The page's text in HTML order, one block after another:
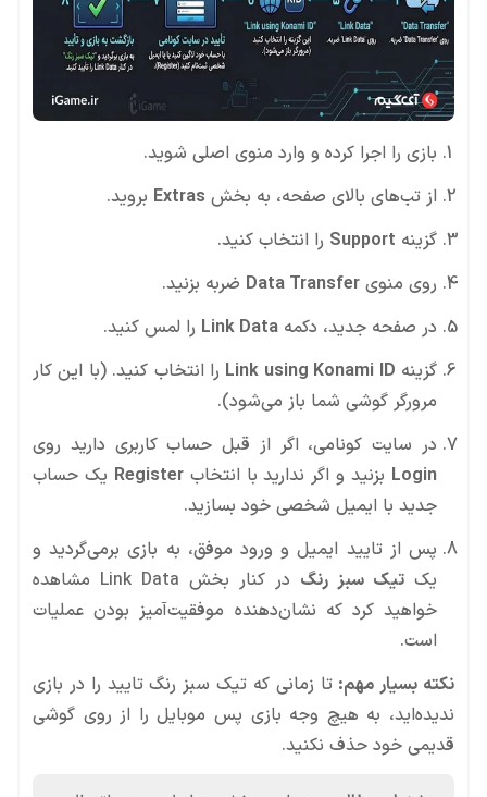
بازی را اجرا کرده و وارد منوی اصلی شوید.
از تب‌های بالای صفحه، به بخش Extras بروید.
گزینه Support را انتخاب کنید.
روی منوی Data Transfer ضربه بزنید.
در صفحه جدید، دکمه Link Data را لمس کنید.
گزینه Link using Konami ID را انتخاب کنید. (با این کار
مرورگر گوشی شما باز می‌شود).
در سایت کونامی، اگر از قبل حساب کاربری دارید روی
Login بزنید و اگر ندارید با انتخابRegister یک حساب
جدید با ایمیل شخصی خود بسازید.
پس از تایید ایمیل و ورود موفق، به بازی برمی‌گردید و
یک تیک سبز رنگ
در کنار بخش Link Data مشاهده
خواهید کرد که نشان‌دهنده موفقیت‌آمیز بودن عملیات
است.
نکته بسیار مهم: تا زمانی که تیک سبز رنگ تایید را در بازی
ندیده‌اید، به هیچ وجه بازی پس موبایل را از روی گوشی
قدیمی خود حذف نکنید.